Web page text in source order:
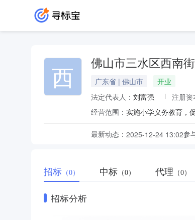
西 佛山市三水区西南
广东省 | 佛山市
开业
法定代表人： 刘富强 注册资
经营范围： 实施小学义务教育，
最新动态： 2025-12-24 13:02参
招标 （0） 中标 （0） 代理 （0）
招标分析